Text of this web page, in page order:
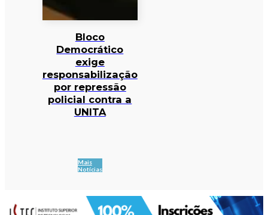
Bloco
Democrático
exige
responsabilização
por repressão
policial contra a
UNITA
Mais
Notícias